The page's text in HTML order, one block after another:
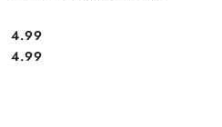
Cena:
4.99
Cena:
4.99